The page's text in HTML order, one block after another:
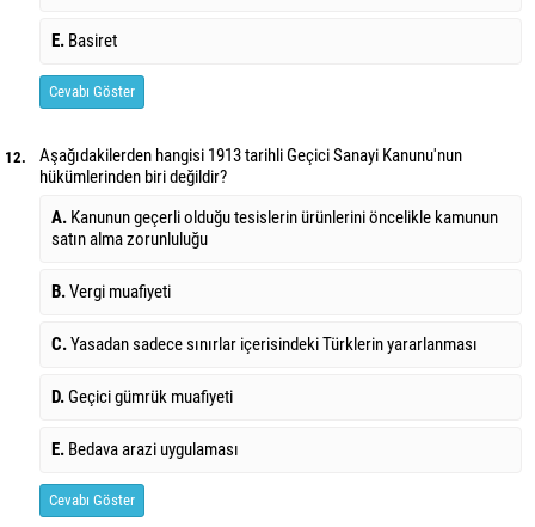
E. Basiret
Cevabı Göster
12.
Aşağıdakilerden hangisi 1913 tarihli Geçici Sanayi Kanunu'nun
hükümlerinden birideğildir?
A. Kanunun geçerli olduğu tesislerin ürünlerini öncelikle kamunun
satın alma zorunluluğu
B.Vergi muafiyeti
C.Yasadan sadece sınırlar içerisindeki Türklerin yararlanması
D.Geçici gümrük muafiyeti
E. Bedava arazi uygulaması
Cevabı Göster